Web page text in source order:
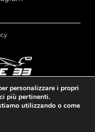
personalizzare i propri
più pertinenti.
utilizzando o come